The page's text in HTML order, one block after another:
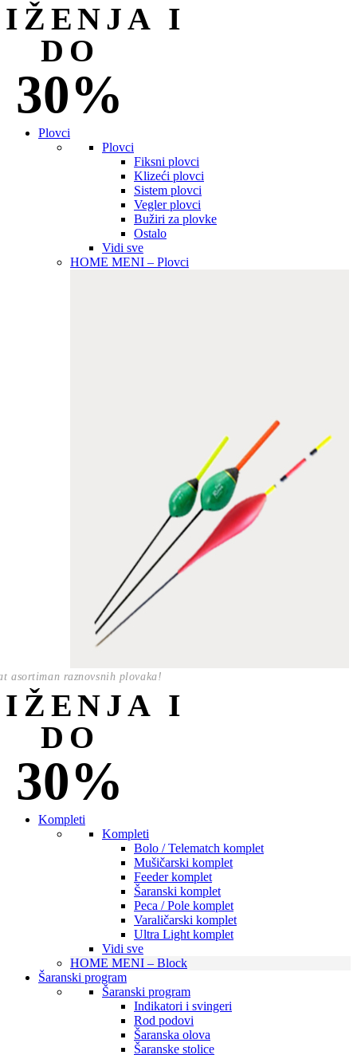
I
DO
30%
Plovci
Plovci
Fiksni plovci
Klizeći plovci
Sistem plovci
Vegler plovci
Bužiri za plovke
Ostalo
Vidi sve
HOME MENI – Plovci
asortiman raznovsnih plovaka!
I
DO
30%
Kompleti
Kompleti
Bolo / Telematch komplet
Mušičarski komplet
Feeder komplet
Šaranski komplet
Peca / Pole komplet
Varaličarski komplet
Ultra Light komplet
Vidi sve
HOME MENI – Block
Šaranski program
Šaranski program
Indikatori i svingeri
Rod podovi
Šaranska olova
Šaranske stolice